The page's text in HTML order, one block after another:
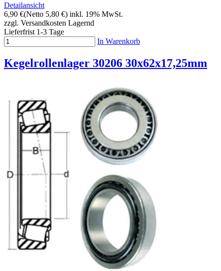
Detailansicht
6,90 €(Netto 5,80 €) inkl. 19% MwSt.
zzgl. Versandkosten Lagernd
Lieferfrist 1-3 Tage
In Warenkorb
Kegelrollenlager 30206 30x62x17,25mm